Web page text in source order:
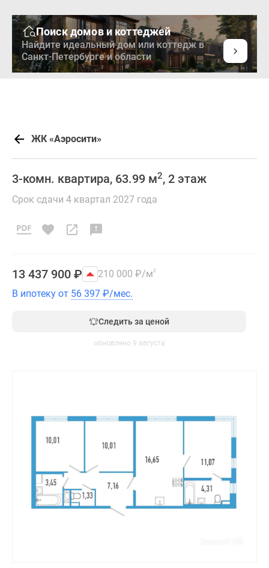
Поиск домов и коттеджей
Найдите идеальный дом или коттедж в
Санкт-Петербурге и области
ЖК «Аэросити»
3-комн. квартира, 63.99 м2, 2 этаж
Срок сдачи 4 квартал 2027 года
13 437 900 ₽ 210 000 ₽/м2
В ипотеку от 56 397 ₽/мес.
Следить за ценой
обновлено 9 августа